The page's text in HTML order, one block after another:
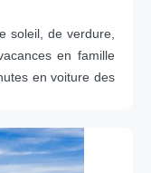
soleil, de verdure,
en famille
en voiture des